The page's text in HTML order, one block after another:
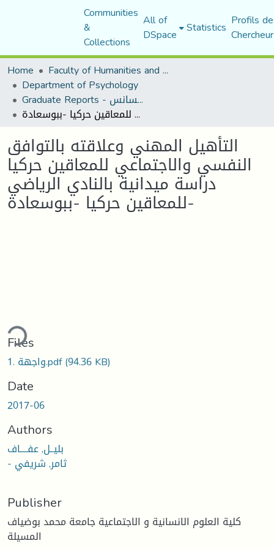
Communities
&
Collections
All of
DSpace Statistics Profils
Home
Faculty of Humanities and Social Sciences
Department of Psychology
Graduate Reports - تقارير الليسانس
التأهيل المهني وعلاقته بالتوافق النفسي والاجتماعي للمعاقين حركيا دراسة ميدانية بالنادي الرياضي للمعاقين حركيا -ببوسعادة-
التأهيل المهني وعلاقته بالتوافق
النفسي والاجتماعي للمعاقين حركيا
دراسة ميدانية بالنادي الرياضي
للمعاقين حركيا -ببوسعادة-
Files
1. واجهة.pdf(94.36 KB)
Date
2017-06
Authors
بليــل, عفــــاف
- ثامر, شريفي
Publisher
كلية العلوم الانسانية و الاجتماعية جامعة محمد بوضياف
المسيلة